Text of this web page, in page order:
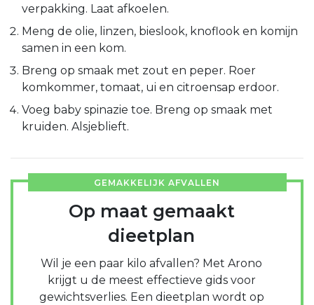
verpakking. Laat afkoelen.
Meng de olie, linzen, bieslook, knoflook en komijn
samen in een kom.
Breng op smaak met zout en peper. Roer
komkommer, tomaat, ui en citroensap erdoor.
Voeg baby spinazie toe. Breng op smaak met
kruiden. Alsjeblieft.
GEMAKKELIJK AFVALLEN
Op maat gemaakt
dieetplan
Wil je een paar kilo afvallen? Met Arono
krijgt u de meest effectieve gids voor
gewichtsverlies. Een dieetplan wordt op